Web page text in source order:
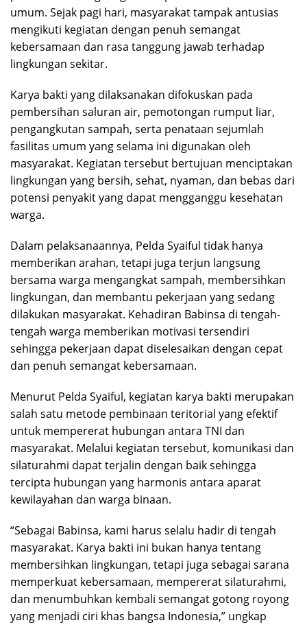
umum. Sejak pagi hari, masyarakat tampak antusias
mengikuti kegiatan dengan penuh semangat
kebersamaan dan rasa tanggung jawab terhadap
lingkungan sekitar.
Karya bakti yang dilaksanakan difokuskan pada
pembersihan saluran air, pemotongan rumput liar,
pengangkutan sampah, serta penataan sejumlah
fasilitas umum yang selama ini digunakan oleh
masyarakat. Kegiatan tersebut bertujuan menciptakan
lingkungan yang bersih, sehat, nyaman, dan bebas dari
potensi penyakit yang dapat mengganggu kesehatan
warga.
Dalam pelaksanaannya, Pelda Syaiful tidak hanya
memberikan arahan, tetapi juga terjun langsung
bersama warga mengangkat sampah, membersihkan
lingkungan, dan membantu pekerjaan yang sedang
dilakukan masyarakat. Kehadiran Babinsa di tengah-
tengah warga memberikan motivasi tersendiri
sehingga pekerjaan dapat diselesaikan dengan cepat
dan penuh semangat kebersamaan.
Menurut Pelda Syaiful, kegiatan karya bakti merupakan
salah satu metode pembinaan teritorial yang efektif
untuk mempererat hubungan antara TNI dan
masyarakat. Melalui kegiatan tersebut, komunikasi dan
silaturahmi dapat terjalin dengan baik sehingga
tercipta hubungan yang harmonis antara aparat
kewilayahan dan warga binaan.
“Sebagai Babinsa, kami harus selalu hadir di tengah
masyarakat. Karya bakti ini bukan hanya tentang
membersihkan lingkungan, tetapi juga sebagai sarana
memperkuat kebersamaan, mempererat silaturahmi,
dan menumbuhkan kembali semangat gotong royong
yang menjadi ciri khas bangsa Indonesia,” ungkap